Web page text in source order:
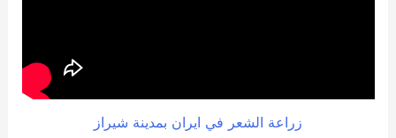
زراعة الشعر في ايران بمدينة شيراز